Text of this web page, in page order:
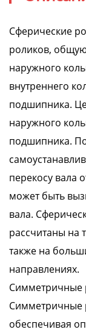
Сферические
роликов,
наружного
внутреннего
подшипника.
наружного
подшипника.
перекосу вала
может быть
вала.
рассчитаны на
также на
направлениях.
Симметричные
Симметричные
обеспечивая